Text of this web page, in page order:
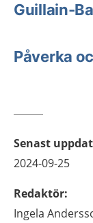
Guillain-
Påverka
Senast
2024-09-25
Redaktör:
Ingela